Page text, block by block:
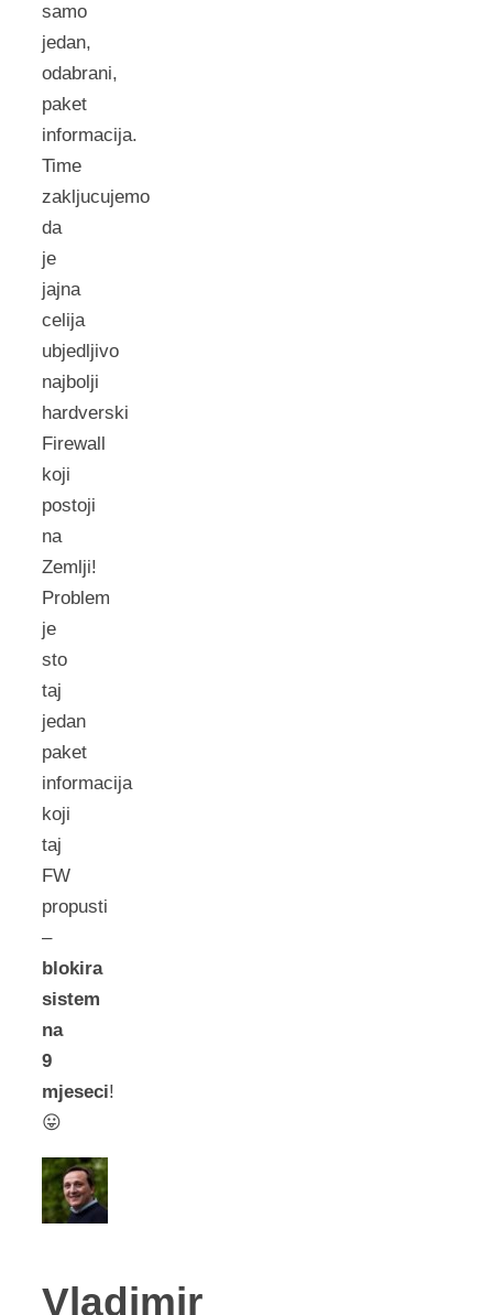
samo
jedan,
odabrani,
paket
informacija.
Time
zakljucujemo
da
je
jajna
celija
ubjedljivo
najbolji
hardverski
Firewall
koji
postoji
na
Zemlji!
Problem
je
sto
taj
jedan
paket
informacija
koji
taj
FW
propusti
–
blokira
sistem
na
9
mjeseci!
😛
Vladimir